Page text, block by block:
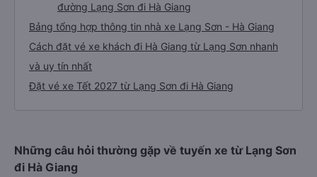
đường Lạng Sơn đi Hà Giang
Bảng tổng hợp thông tin nhà xe Lạng Sơn - Hà Giang
Cách đặt vé xe khách đi Hà Giang từ Lạng Sơn nhanh
và uy tín nhất
Đặt vé xe Tết 2027 từ Lạng Sơn đi Hà Giang
Những câu hỏi thường gặp về tuyến xe từ Lạng Sơn
đi Hà Giang